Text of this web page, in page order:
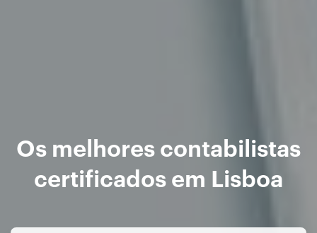
Os melhores contabilistas
certificados em Lisboa